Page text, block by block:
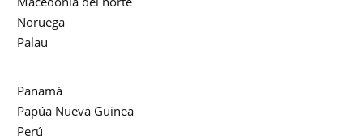
Noruega
Palau
Panamá
Papúa Nueva Guinea
Perú